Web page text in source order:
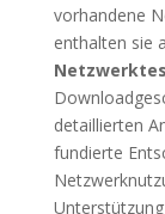
vorhandene
enthalten sie
detaillierten
fundierte